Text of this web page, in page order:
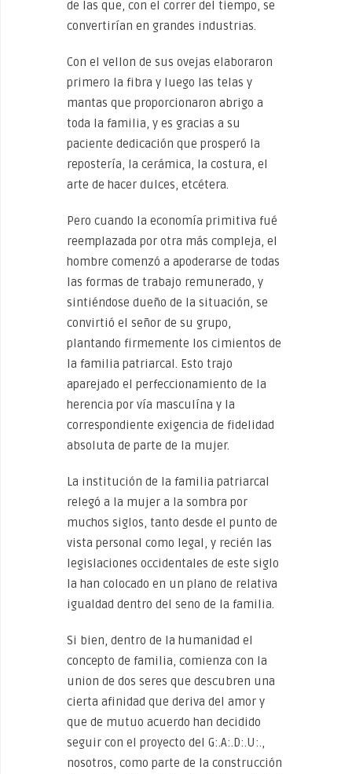
de las que, con el correr del tiempo, se
convertirían en grandes industrias.
Con el vellon de sus ovejas elaboraron
primero la fibra y luego las telas y
mantas que proporcionaron abrigo a
toda la familia, y es gracias a su
paciente dedicación que prosperó la
repostería, la cerámica, la costura, el
arte de hacer dulces, etcétera.
Pero cuando la economía primitiva fué
reemplazada por otra más compleja, el
hombre comenzó a apoderarse de todas
las formas de trabajo remunerado, y
sintiéndose dueño de la situación, se
convirtió el señor de su grupo,
plantando firmemente los cimientos de
la familia patriarcal. Esto trajo
aparejado el perfeccionamiento de la
herencia por vía masculína y la
correspondiente exigencia de fidelidad
absoluta de parte de la mujer.
La institución de la familia patriarcal
relegó a la mujer a la sombra por
muchos siglos, tanto desde el punto de
vista personal como legal, y recién las
legislaciones occidentales de este siglo
la han colocado en un plano de relativa
igualdad dentro del seno de la familia.
Si bien, dentro de la humanidad el
concepto de familia, comienza con la
union de dos seres que descubren una
cierta afinidad que deriva del amor y
que de mutuo acuerdo han decidido
seguir con el proyecto del G:.A:.D:.U:.,
nosotros, como parte de la construcción